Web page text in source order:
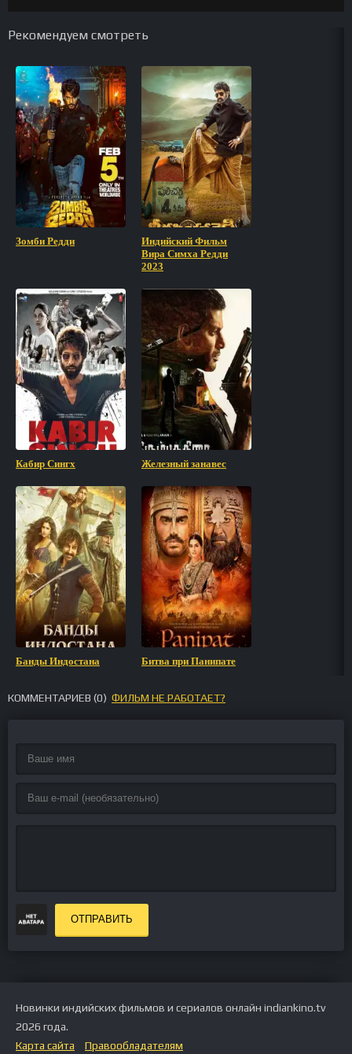
Рекомендуем смотреть
Зомби Редди
Индийский Фильм
Вира Симха Редди
2023
Кабир Сингх Железный занавес
Банды Индостана Битва при Панипате
КОММЕНТАРИЕВ (0) ФИЛЬМ НЕ РАБОТАЕТ?
ОТПРАВИТЬ
Новинки индийских фильмов и сериалов онлайн indiankino.tv
2026 года.
Карта сайта
Правообладателям